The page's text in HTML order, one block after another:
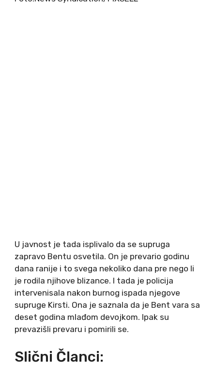
U javnost je tada isplivalo da se supruga
zapravo Bentu osvetila. On je prevario godinu
dana ranije i to svega nekoliko dana pre nego li
je rodila njihove blizance. I tada je policija
intervenisala nakon burnog ispada njegove
supruge Kirsti. Ona je saznala da je Bent vara sa
deset godina mlađom devojkom. Ipak su
prevazišli prevaru i pomirili se.
Slični Članci: